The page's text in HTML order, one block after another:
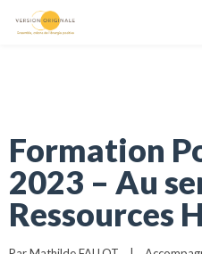
Formation
2023 – Au
Ressources